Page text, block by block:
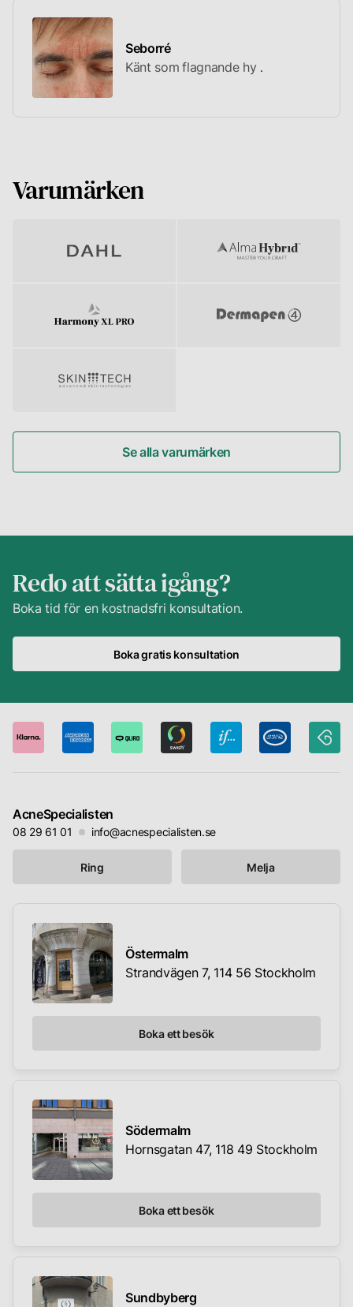
effektiva
och
skonsamma
behandlingen.
Seborré
Känt som flagnande hy
Varumärken
Se alla varumärken
Redo att sätta igång?
Boka tid för en kostnadsfri konsultation.
Boka gratis konsultation
AcneSpecialisten
08 29 61 01 info@acnespecialisten.se
Ring Melja
Östermalm
Strandvägen 7, 114 56 Stockholm
Boka ett besök
Södermalm
Hornsgatan 47, 118 49 Stockholm
Boka ett besök
Sundbyberg